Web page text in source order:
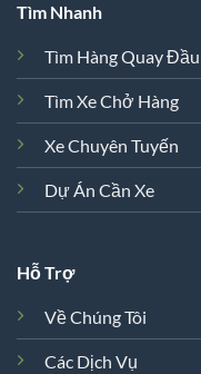
Tìm Nhanh
Tìm Hàng Quay Đầu
Tìm Xe Chở Hàng
Xe Chuyên Tuyến
Dự Án Cần Xe
Hỗ Trợ
Về Chúng Tôi
Các Dịch Vụ